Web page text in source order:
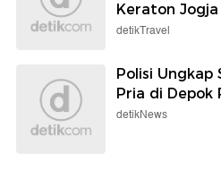
Keraton Jogja
detikTravel
Polisi Ungkap
Pria di Depok
detikNews